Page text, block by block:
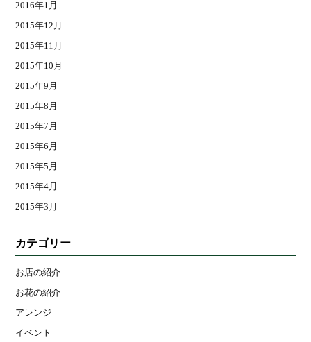
2016年1月
2015年12月
2015年11月
2015年10月
2015年9月
2015年8月
2015年7月
2015年6月
2015年5月
2015年4月
2015年3月
カテゴリー
お店の紹介
お花の紹介
アレンジ
イベント